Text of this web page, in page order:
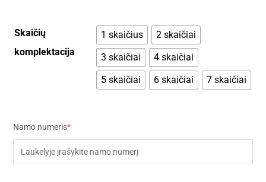
Skaičių
komplektacija
1 skaičius
2 skaičiai
3 skaičiai
4 skaičiai
5 skaičiai
6 skaičiai 7 skaičiai
Namo numeris*